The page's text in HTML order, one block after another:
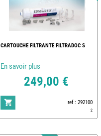
CARTOUCHE FILTRANTE FILTRADOC S
En savoir plus
249,00 €
ref : 292100
2